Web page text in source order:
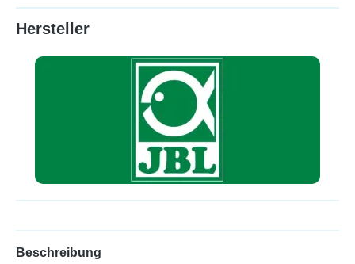
Hersteller
Beschreibung